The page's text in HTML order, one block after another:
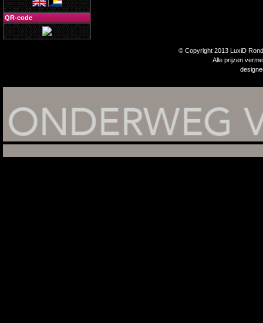
QR-code
© Copyright 2013 LuxiD
Alle prijzen